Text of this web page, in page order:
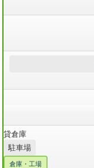
貸倉庫
駐車場
倉庫・工場